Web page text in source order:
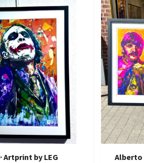
Artprint by LEG
Alberto